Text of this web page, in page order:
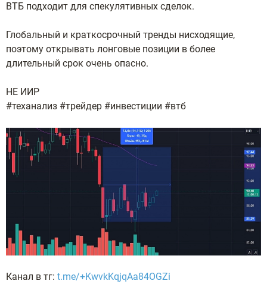
ВТБ подходит для спекулятивных сделок.
Глобальный и краткосрочный тренды нисходящие,
поэтому открывать лонговые позиции в более
длительный срок очень опасно.
НЕ ИИР
#теханализ #трейдер #инвестиции #втб
Канал в тг: t.me/+KwvkKqjqAa84OGZi